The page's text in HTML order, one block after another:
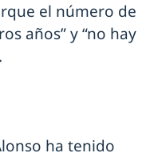
el número de
años” y “no hay
ha tenido